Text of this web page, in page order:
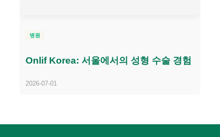
병원
Onlif Korea: 서울에서의 성형 수술 경험
2026-07-01